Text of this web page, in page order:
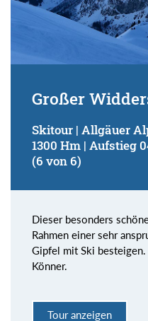
Großer
Skitour | Allgäuer
1300 Hm | Aufstieg
(6 von 6)
Dieser besonders
Rahmen einer sehr
Gipfel mit Ski
Könner.
Tour anzeigen